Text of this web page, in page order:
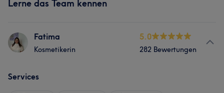
Lerne das Team kennen
Fatima
Kosmetikerin
5.0
282 Bewertungen
Services